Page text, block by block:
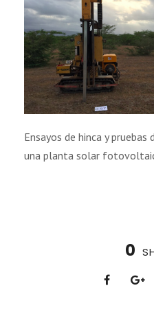
Ensayos de hinca y
una planta solar
0